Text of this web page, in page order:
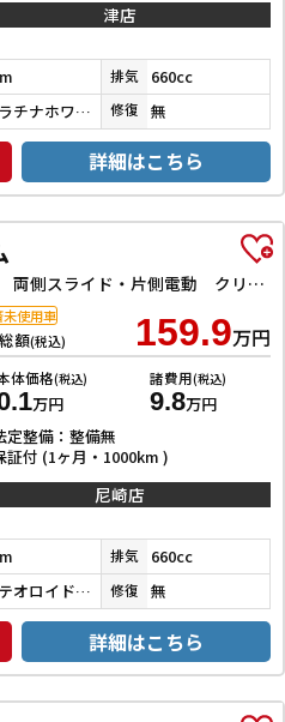
津店
排気 660cc
プラチナホワイトパール 修復 無
詳細はこちら
ベースグレード バックカメラ 両側スライド・片側電動 クリアランスソナー レーンアシスト オートライト スマートキー 電動格納ミラー CVT ESC USB チップアップシート アルミホイール エアコン
額(税込) 159.9万円
体価格(税込)
万円
諸費用(税込)
9.8万円
定整備：整備無
証付 (1ヶ月・1000km )
未使用車
尼崎店
排気 660cc
メテオロイドグレーメタリック 修復 無
詳細はこちら